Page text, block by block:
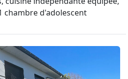
chambre d'adolescent